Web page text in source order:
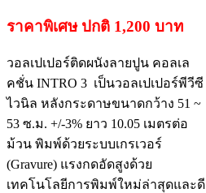
ราคาพิเศษ ปกติ 1,200 บาท
วอลเปเปอร์ติดผนังลายปูน คอลเล
คชั่น INTRO 3 เป็นวอลเปเปอร์พีวีซี
ไวนิล หลังกระดาษขนาดกว้าง 51 ~
53 ซ.ม. +/-3% ยาว 10.05 เมตรต่อ
ม้วน พิมพ์ด้วยระบบเกรเวอร์
(Gravure) แรงกดอัดสูงด้วย
เทคโนโลยีการพิมพ์ใหม่ล่าสุดและดี